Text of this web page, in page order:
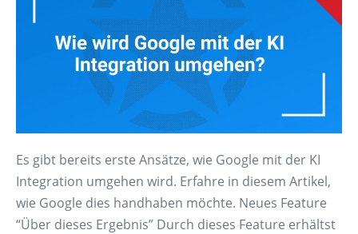
Es gibt bereits erste Ansätze, wie Google mit der KI
Integration umgehen wird. Erfahre in diesem Artikel,
wie Google dies handhaben möchte. Neues Feature
“Über dieses Ergebnis” Durch dieses Feature erhältst